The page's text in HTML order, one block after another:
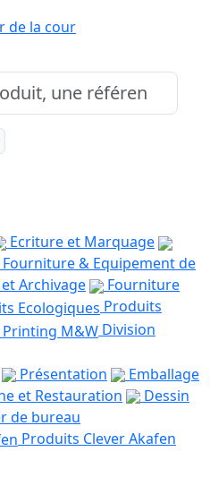
Ecriture et Marquage
Fourniture & Equipement de
Archivage
Fourniture
Produits
Division
Présentation
Emballage
et Restauration
Dessin
de bureau
Produits Clever Akafen